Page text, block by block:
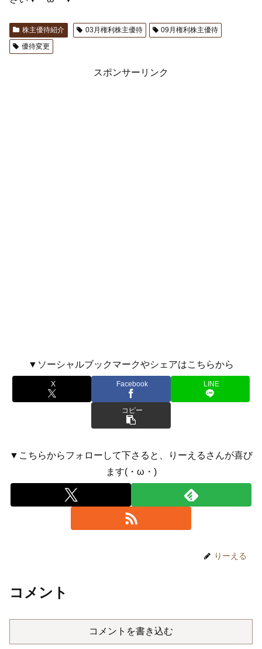
株主優待紹介 03月権利株主優待
09月権利株主優待
優待変更
スポンサーリンク
▼ソーシャルブックマークやシェアはこちらから
X Facebook LINE
コピー
▼こちらからフォローして下さると、りーえるさんが喜び
ます(・ω・)
りーえる
コメント
コメントを書き込む